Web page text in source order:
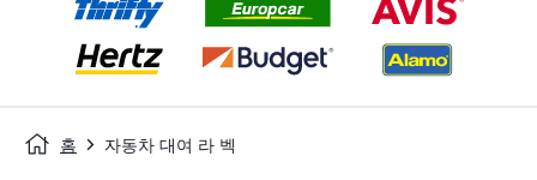
홈 자동차 대여 라 벡